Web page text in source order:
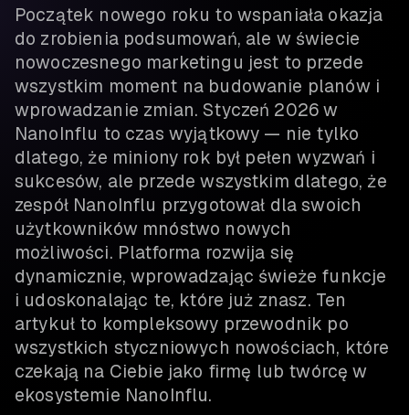
Początek nowego roku to wspaniała okazja
do zrobienia podsumowań, ale w świecie
nowoczesnego marketingu jest to przede
wszystkim moment na budowanie planów i
wprowadzanie zmian. Styczeń 2026 w
NanoInflu to czas wyjątkowy — nie tylko
dlatego, że miniony rok był pełen wyzwań i
sukcesów, ale przede wszystkim dlatego, że
zespół NanoInflu przygotował dla swoich
użytkowników mnóstwo nowych
możliwości. Platforma rozwija się
dynamicznie, wprowadzając świeże funkcje
i udoskonalając te, które już znasz. Ten
artykuł to kompleksowy przewodnik po
wszystkich styczniowych nowościach, które
czekają na Ciebie jako firmę lub twórcę w
ekosystemie NanoInflu.